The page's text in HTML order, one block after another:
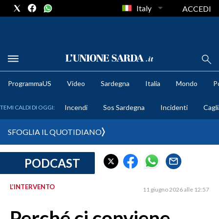
METEO
CRONACA SARDEGNA
Italy ACCEDI
ProgrammaUS Video Sardegna Italia Mondo
TEMI CALDI DI OGGI: Incendi Sos Sardegna Incidenti
SFOGLIA IL QUOTIDIANO
PODCAST
L’INTERVENTO 11 giugno 2026 alle 12:57